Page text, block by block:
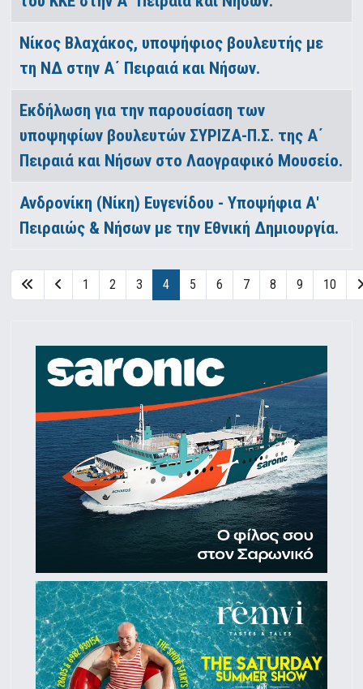
Νίκος Βλαχάκος, υποψήφιος βουλευτής με
τη ΝΔ στην Α΄ Πειραιά και Νήσων.
Εκδήλωση για την παρουσίαση των
υποψηφίων βουλευτών ΣΥΡΙΖΑ-Π.Σ. της Α΄
Πειραιά και Νήσων στο Λαογραφικό Μουσείο.
Ανδρονίκη (Νίκη) Ευγενίδου - Υποψήφια Α'
Πειραιώς & Νήσων με την Εθνική Δημιουργία.
Σελίδα 4 από 13
1 2 3 4 5 6 7 8 9 10